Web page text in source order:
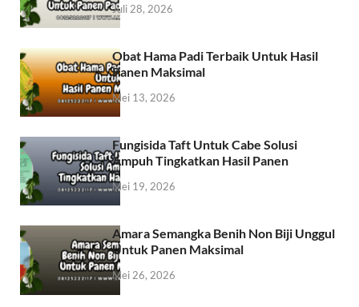
Juli 28, 2026
Obat Hama Padi Terbaik Untuk Hasil
Panen Maksimal
Mei 13, 2026
Fungisida Taft Untuk Cabe Solusi
Ampuh Tingkatkan Hasil Panen
Mei 19, 2026
Amara Semangka Benih Non Biji Unggul
Untuk Panen Maksimal
Mei 26, 2026